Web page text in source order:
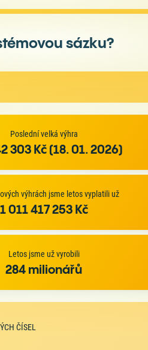
žádný konkrétní den ale zvolte
samostatnou sázenku.
Teoretická výhra
koncové číslo
211 739 639 Kč
18 878 152 Kč
29 133 Kč
Výše výhry
sázku?
Poslední velká výhra
303 Kč (18. 01. 2026)
výhrách jsme letos vyplatili už
1 011 417 253 Kč
Letos jsme už vyrobili
284 milionářů
ČÍSEL